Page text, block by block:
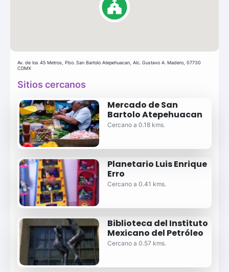
Av. de los 45 Metros, Pbo. San Bartolo Atepehuacan, Alc. Gustavo A. Madero, 07730
CDMX
Sitios cercanos
Mercado de San
Bartolo Atepehuacan
Cercano a 0.18 kms.
Planetario Luis Enrique
Erro
Cercano a 0.41 kms.
Biblioteca del Instituto
Mexicano del Petróleo
Cercano a 0.57 kms.